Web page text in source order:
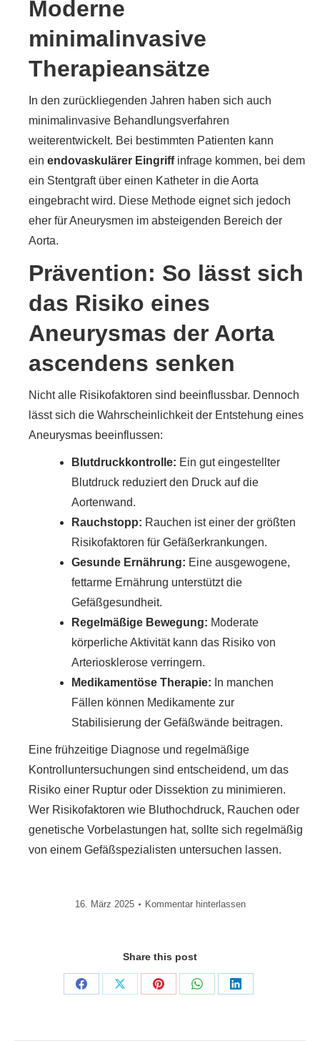
Moderne
minimalinvasive
Therapieansätze
In den zurückliegenden Jahren haben sich auch
minimalinvasive Behandlungsverfahren
weiterentwickelt. Bei bestimmten Patienten kann
ein endovaskulärer Eingriffinfrage kommen, bei dem
ein Stentgraft über einen Katheter in die Aorta
eingebracht wird. Diese Methode eignet sich jedoch
eher für Aneurysmen im absteigenden Bereich der
Aorta.
Prävention: So lässt sich
das Risiko eines
Aneurysmas der Aorta
ascendens senken
Nicht alle Risikofaktoren sind beeinflussbar. Dennoch
lässt sich die Wahrscheinlichkeit der Entstehung eines
Aneurysmas beeinflussen:
Blutdruckkontrolle: Ein gut eingestellter
Blutdruck reduziert den Druck auf die
Aortenwand.
Rauchstopp: Rauchen ist einer der größten
Risikofaktoren für Gefäßerkrankungen.
Gesunde Ernährung: Eine ausgewogene,
fettarme Ernährung unterstützt die
Gefäßgesundheit.
Regelmäßige Bewegung: Moderate
körperliche Aktivität kann das Risiko von
Arteriosklerose verringern.
Medikamentöse Therapie: In manchen
Fällen können Medikamente zur
Stabilisierung der Gefäßwände beitragen.
Eine frühzeitige Diagnose und regelmäßige
Kontrolluntersuchungen sind entscheidend, um das
Risiko einer Ruptur oder Dissektion zu minimieren.
Wer Risikofaktoren wie Bluthochdruck, Rauchen oder
genetische Vorbelastungen hat, sollte sich regelmäßig
von einem Gefäßspezialisten untersuchen lassen.
16. März 2025 Kommentar hinterlassen
Share this post
Share
Share
Share
Share
Share